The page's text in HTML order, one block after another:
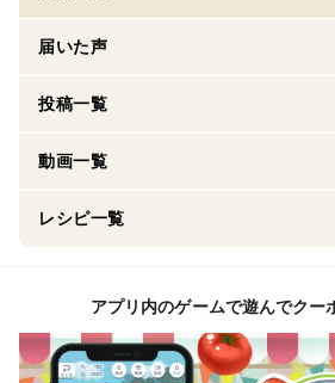
届いた声
投稿一覧
動画一覧
レシピ一覧
アプリ内のゲームで遊んでクー